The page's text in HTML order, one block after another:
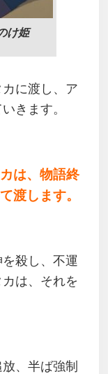
け姫
に渡し、ア
きます。
は、物語終
渡します。
殺し、不運
は、それを
、半ば強制